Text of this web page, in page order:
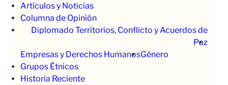
Artículos y Noticias
Columna de Opinión
Diplomado Territorios, Conflicto y Acuerdos de
Paz
Empresas y Derechos HumanosGénero
Grupos Étnicos
Historia Reciente